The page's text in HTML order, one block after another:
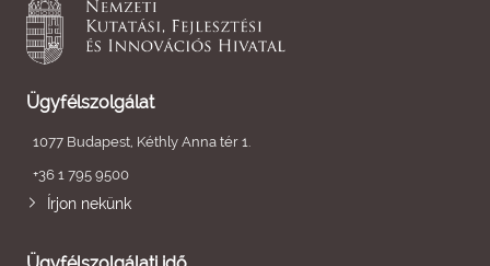
Ügyfélszolgálat
1077 Budapest, Kéthly Anna tér 1.
+36 1 795 9500
Írjon nekünk